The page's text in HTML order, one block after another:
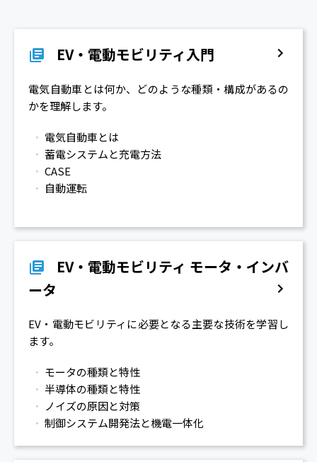
EV・電動モビリティ入門
電気自動車とは何か、どのような種類・構成があるの
かを理解します。
電気自動車とは
蓄電システムと充電方法
CASE
自動運転
EV・電動モビリティ モータ・インバ
ータ
EV・電動モビリティに必要となる主要な技術を学習し
ます。
モータの種類と特性
半導体の種類と特性
ノイズの原因と対策
制御システム開発法と機電一体化